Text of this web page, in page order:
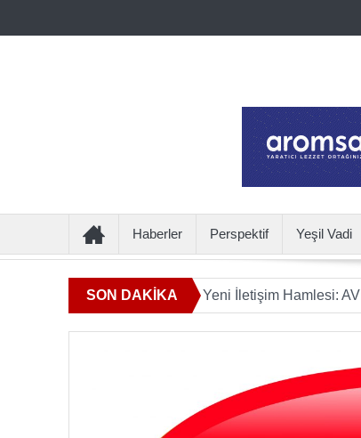
Haberler Perspektif Yeşil Vadi
SON DAKİKA
Ötesine Geçen Yeni İletişim Hamlesi: AVEME